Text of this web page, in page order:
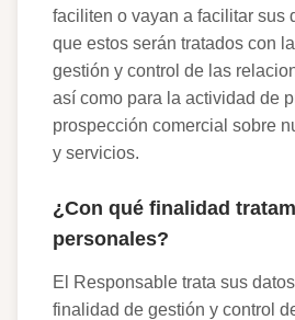
faciliten o vayan a facilitar sus
que estos serán tratados con
gestión y control de las
así como para la actividad de
prospección comercial sobre
y servicios.
¿Con qué finalidad
personales?
El Responsable trata sus
finalidad de gestión y control